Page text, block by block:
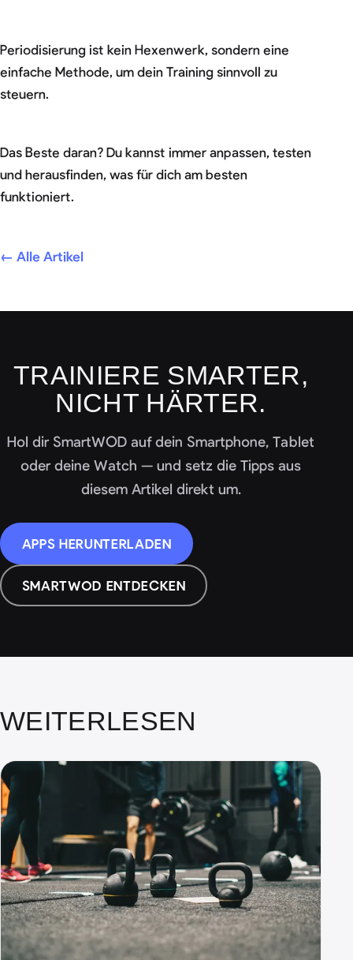
Periodisierung ist kein Hexenwerk, sondern eine
einfache Methode, um dein Training sinnvoll zu
steuern.
Das Beste daran? Du kannst immer anpassen, testen
und herausfinden, was für dich am besten
funktioniert.
← Alle Artikel
TRAINIERE SMARTER,
NICHT HÄRTER.
Hol dir SmartWOD auf dein Smartphone, Tablet
oder deine Watch — und setz die Tipps aus
diesem Artikel direkt um.
APPS HERUNTERLADEN
SMARTWOD ENTDECKEN
WEITERLESEN